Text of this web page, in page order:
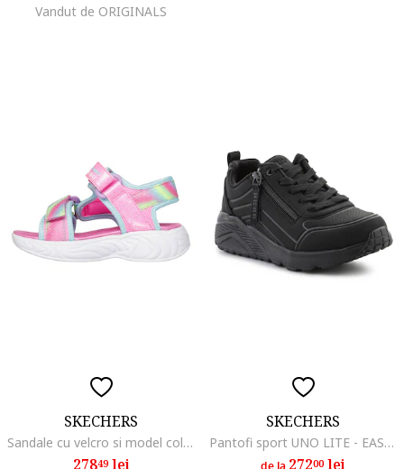
Vandut de ORIGINALS
SKECHERS
Sandale cu velcro si model colorblock Unicorn Dreams, Roz
27849lei
SKECHERS
Pantofi sport UNO LITE - EASY ZIP 310387LBBK
27200lei